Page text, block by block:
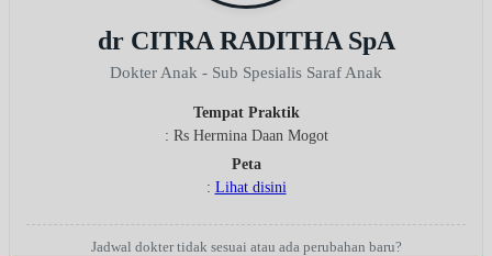
dr CITRA RADITHA SpA
Dokter Anak - Sub Spesialis Saraf Anak
Tempat Praktik
: Rs Hermina Daan Mogot
Peta
: Lihat disini
Jadwal dokter tidak sesuai atau ada perubahan baru?